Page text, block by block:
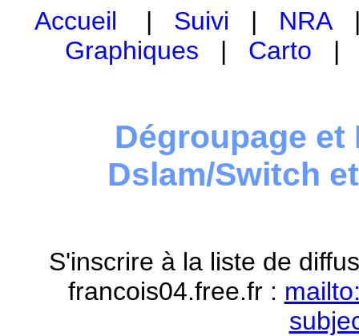
Accueil | Suivi | NRA
Graphiques | Carto
Dégroupage et
Dslam/Switch
S'inscrire à la liste de
francois04.free.fr :